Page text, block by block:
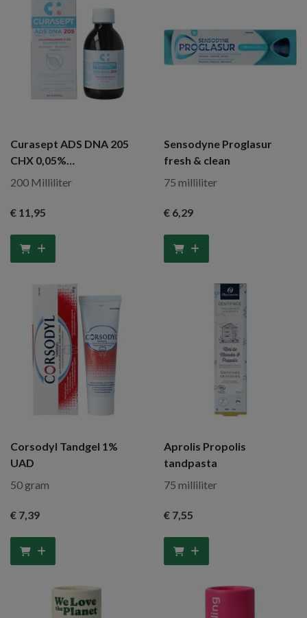
Curasept ADS DNA 205
CHX 0,05%
mondspoelmiddel
200 Milliliter
€ 11,95
Sensodyne Proglasur
fresh & clean
75 milliliter
€ 6,29
Corsodyl Tandgel 1%
UAD
50 gram
€ 7,39
Aprolis Propolis
tandpasta
75 milliliter
€ 7,55